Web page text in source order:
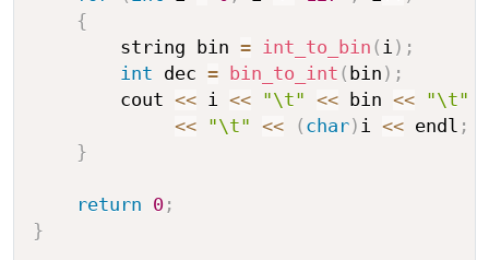
{
        string bin
= int_to_bin ( i ) ;
int dec = bin_to_int ( bin ) ;
        cout
<< i << "\t" << bin << "\t"
<<
"\t" << ( char) i << endl ;
}
return 0;
}